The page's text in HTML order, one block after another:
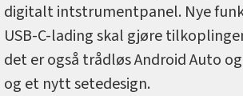
digitalt intstrumentpanel. Nye
USB-C-lading skal gjøre
det er også trådløs Android Auto
og et nytt setedesign.